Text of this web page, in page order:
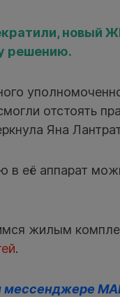
новый
решению.
отстоять
Яна
в её аппарат
жилым
.
мессенджере